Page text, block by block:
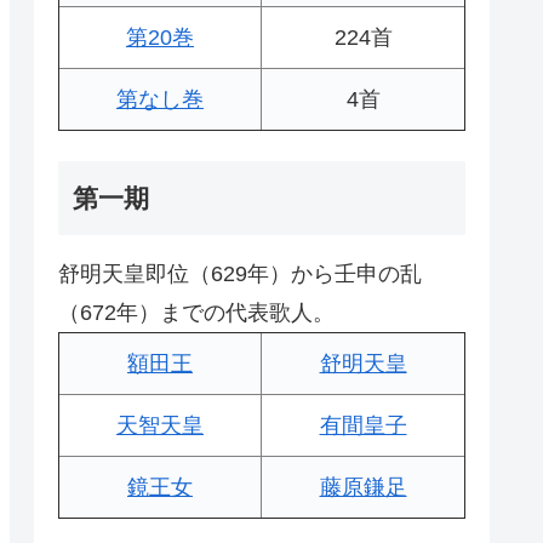
第20巻 224首
第なし巻 4首
第一期
舒明天皇即位（629年）から壬申の乱
（672年）までの代表歌人。
額田王 舒明天皇
天智天皇 有間皇子
鏡王女 藤原鎌足